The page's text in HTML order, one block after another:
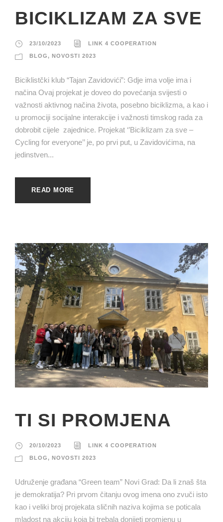
BICIKLIZAM ZA SVE
23/10/2023 LINK 4 COOPERATION
BLOG, NOVOSTI 2023
Biciklistčki klub “Tajan Zavidovići”: Gdje ima volje ima i
načina Ovaj projekat je doveo do povećanja svijesti o
važnosti aktivnog načina života, posebno biciklizma, a kao i
u promociji socijalne interakcije i važnosti timskog rada za
dobrobit cijele zajednice. Projekat ‘’Biciklizam za sve –
Cycling for everyone’’ je, po prvi put, u Zavidovićima, na
jedinstven...
READ MORE
TI SI PROMJENA
20/10/2023 LINK 4 COOPERATION
BLOG, NOVOSTI 2023
Udruženje građana “Green team” Novi Grad: Da li znaš šta
je demokratija? Pri prvom čitanju ovog imena ono zvuči isto
kao i veliki broj projekata sličnih naziva kojima se poticala
mladost na akciju koja bi trebala donijeti promjenu u